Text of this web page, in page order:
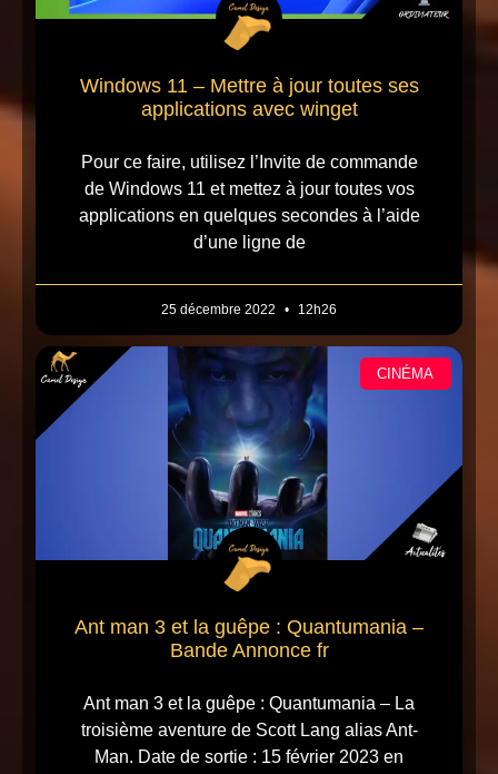
Windows 11 – Mettre à jour toutes ses
applications avec winget
Pour ce faire, utilisez l’Invite de commande
de Windows 11 et mettez à jour toutes vos
applications en quelques secondes à l’aide
d’une ligne de
25 décembre 2022 12h26
CINÉMA
Ant man 3 et la guêpe : Quantumania –
Bande Annonce fr
Ant man 3 et la guêpe : Quantumania – La
troisième aventure de Scott Lang alias Ant-
Man. Date de sortie : 15 février 2023 en